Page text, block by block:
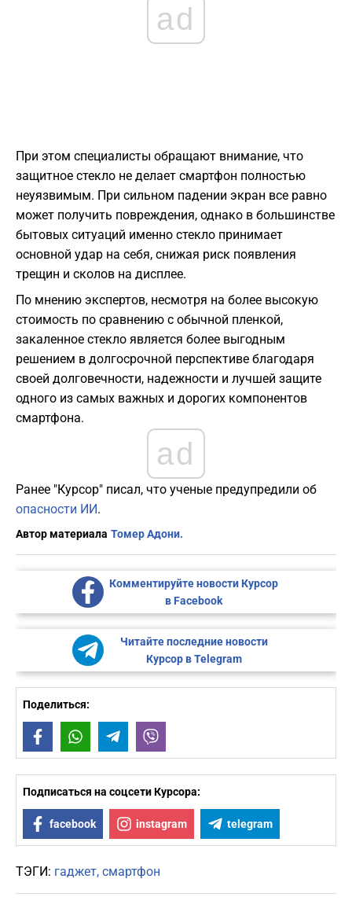
ad
При этом специалисты обращают внимание, что
защитное стекло не делает смартфон полностью
неуязвимым. При сильном падении экран все равно
может получить повреждения, однако в большинстве
бытовых ситуаций именно стекло принимает
основной удар на себя, снижая риск появления
трещин и сколов на дисплее.
По мнению экспертов, несмотря на более высокую
стоимость по сравнению с обычной пленкой,
закаленное стекло является более выгодным
решением в долгосрочной перспективе благодаря
своей долговечности, надежности и лучшей защите
одного из самых важных и дорогих компонентов
смартфона.
ad
Ранее "Курсор" писал, что ученые предупредили об
опасности ИИ.
Автор материала Томер Адони.
Комментируйте новости Курсор
в Facebook
Читайте последние новости
Курсор в Telegram
Поделиться:
FacebookWhatsAppTelegram
Подписаться на соцсети Курсора:
facebook instagram telegram
ТЭГИ: гаджет смартфон